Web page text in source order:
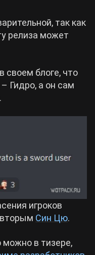
так как
релиза может
своем блоге, что
– Гидро, а он сам
игроков
вторым Син Цю.
в тизере,